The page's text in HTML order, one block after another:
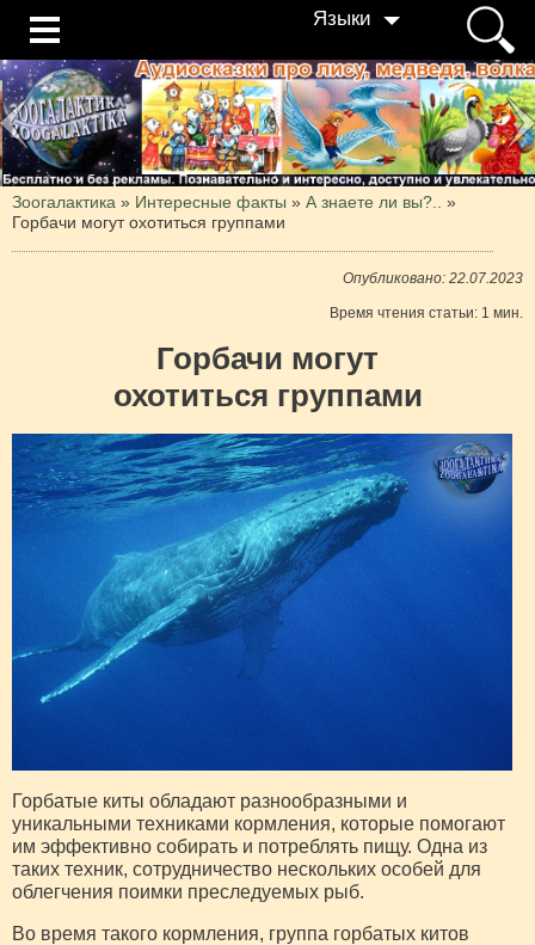
Языки
Зоогалактика » Интересные факты » А знаете ли вы?..
»
Горбачи могут охотиться группами
Опубликовано: 22.07.2023
Время чтения статьи: 1 мин.
Горбачи могут
охотиться группами
Горбатые киты обладают разнообразными и
уникальными техниками кормления, которые помогают
им эффективно собирать и потреблять пищу. Одна из
таких техник, сотрудничество нескольких особей для
облегчения поимки преследуемых рыб.
Во время такого кормления, группа горбатых китов